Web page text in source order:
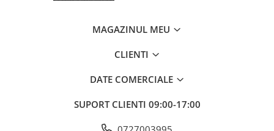
experiența speciala, plina de culoare și eleganța!
MAGAZINUL MEU
CLIENTI
DATE COMERCIALE
SUPORT CLIENTI 09:00-17:00